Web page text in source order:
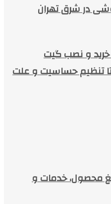
در شرق تهران
خرید و نصب گیت
تنظیم حساسیت و علت
محصول، خدمات و